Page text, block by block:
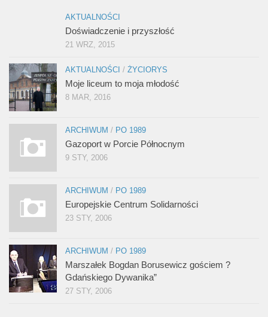
AKTUALNOŚCI
Doświadczenie i przyszłość
21 WRZ, 2015
AKTUALNOŚCI / ŻYCIORYS
Moje liceum to moja młodość
8 MAR, 2016
ARCHIWUM / PO 1989
Gazoport w Porcie Północnym
9 STY, 2006
ARCHIWUM / PO 1989
Europejskie Centrum Solidarności
23 STY, 2006
ARCHIWUM / PO 1989
Marszałek Bogdan Borusewicz gościem ?
Gdańskiego Dywanika”
27 STY, 2006